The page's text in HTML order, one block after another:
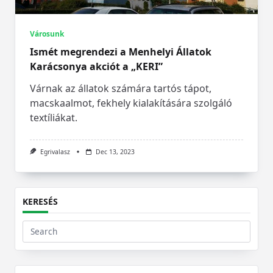
Városunk
Ismét megrendezi a Menhelyi Állatok
Karácsonya akciót a „KERI”
Várnak az állatok számára tartós tápot,
macskaalmot, fekhely kialakítására szolgáló
textíliákat.
Egrivalasz Dec 13, 2023
KERESÉS
Search
for: